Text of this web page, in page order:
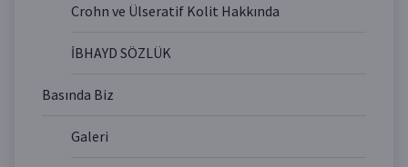
Crohn ve Ülseratif Kolit Hakkında
İBHAYD SÖZLÜK
Basında Biz
Galeri